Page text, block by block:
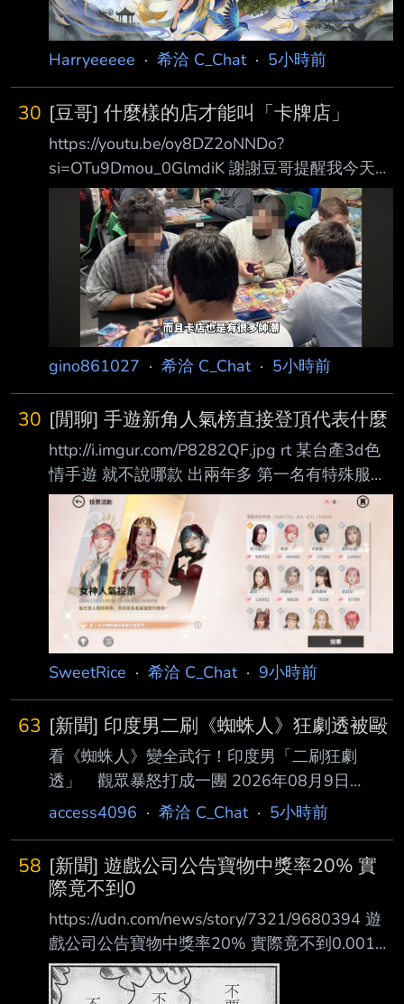
以，哪怕災難如輪迴一般上演 我們 —— 仍會做
出同樣的選擇。 如今玄方城同樣陷入危機
Harryeeeee · 希洽 C_Chat· 5小時前
30 [豆哥] 什麼樣的店才能叫「卡牌店」
https://youtu.be/oy8DZ2oNNDo?
si=OTu9Dmou_0GlmdiK 謝謝豆哥提醒我今天是
星期天了 豆哥也沒有否定鑑定市場或是那些專
門做鑑定的店，畢竟也是有他們大量開卡才有一
堆低版 本可撿 https://i.imgur.com/8jlw76t.jpeg
不是每間卡店都很臭，而且也有很多帥潮，望眾
知 --
gino861027 · 希洽 C_Chat· 5小時前
30 [閒聊] 手遊新角人氣榜直接登頂代表什麼
http://i.imgur.com/P8282QF.jpg rt 某台產3d色
情手遊 就不說哪款 出兩年多 第一名有特殊服裝
的樣子 而新角前版本剛出 人氣直接登頂 這通常
代表 1. 新角色塑造成功 2. 那麼多舊角都塑造失
敗 玩家沒一個記的 3. 她真的很大
http://i.imgur.com/l3lfO1W.jpg 4. 呃對 她真的很
----- Sent from JPTT on my Samsung SM-
S9380. -- 慾神幻想 那其實是第12名 我也覺得
不錯 可惜在這遊戲的社群各種歧視
SweetRice · 希洽 C_Chat· 9小時前
63 [新聞] 印度男二刷《蜘蛛人》狂劇透被毆
看《蜘蛛人》變全武行！印度男「二刷狂劇
透」 觀眾暴怒打成一團 2026年08月9日
14:53 記者陳宛貞／綜合外電報導 漫威最新大作
Day）席捲全球之際，印度一 間電影院卻上演真
實版大亂鬥。一名二刷的男性觀眾因在放映中不
斷向女伴劇透，惹怒周圍 其他觀眾，雙方爭執
迅速升級為全武行，導致整個影廳大亂，影片在
網路瘋傳。 綜合NDTV等當地媒體，影片中一行
4名觀眾滿心期待前往觀賞這部漫威新片，入座
access4096 · 希洽 C_Chat· 5小時前
58 [新聞] 遊戲公司公告寶物中獎率20% 實
際竟不到0
https://udn.com/news/story/7321/9680394 遊
戲公司公告寶物中獎率20% 實際竟不到0.001%
…法院判賠 2026-08-09 16:06 聯合報／ 記者
袁志豪 ／台南即時報導 莫姓男子參加遊戲公司